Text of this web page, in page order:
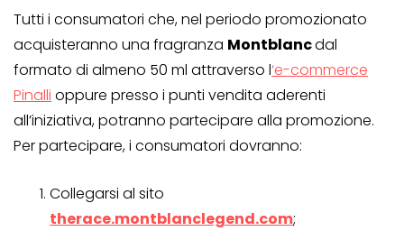
Tutti i consumatori che, nel periodo promozionato
acquisteranno una fragranza Montblancdal
formato di almeno 50 ml attraverso l‘e-commerce
Pinalli oppure presso i punti vendita aderenti
all’iniziativa, potranno partecipare alla promozione.
Per partecipare, i consumatori dovranno:
Collegarsi al sito
therace.montblanclegend.com;